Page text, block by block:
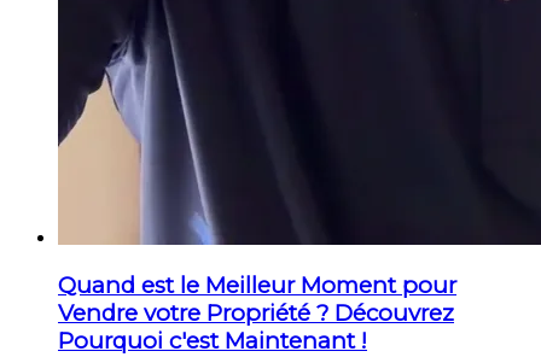
Quand est le Meilleur Moment pour
Vendre votre Propriété ? Découvrez
Pourquoi c'est Maintenant !